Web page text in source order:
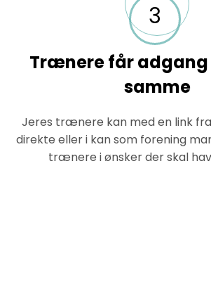
3
Trænere får adgang
samme
Jeres trænere kan med en link
direkte eller i kan som forening
trænere i ønsker der skal